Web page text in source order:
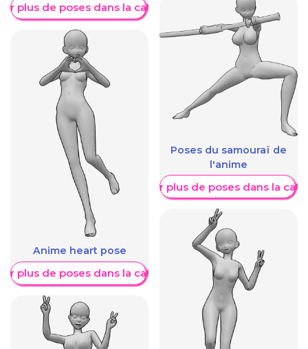
plus de poses dans la catégorie
Anime heart pose
plus de poses dans la catégorie
Poses du samouraï de
l'anime
Afficher plus de poses dans la